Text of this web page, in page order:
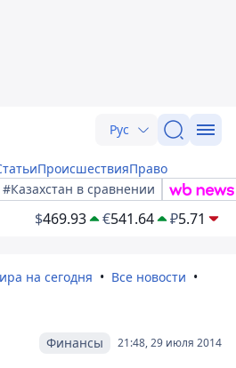
Рус
ПроисшествияПраво
#Казахстан в сравнении
$469.93 €541.64 ₽5.71
на сегодня
Все новости
21:48, 29 июля 2014
Финансы